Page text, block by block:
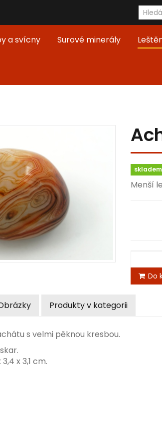
a svícny Surové minerály
skladem
Menší
Do
Produkty v kategorii
s velmi pěknou kresbou.
x 3,1 cm.